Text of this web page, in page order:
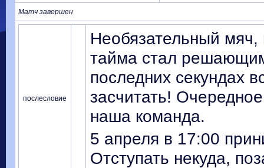
Матч завершен
послесловие
Необязательный мяч,
тайма стал
последних секундах
засчитать!
наша команда.
5 апреля в 17:00
Отступать некуда,